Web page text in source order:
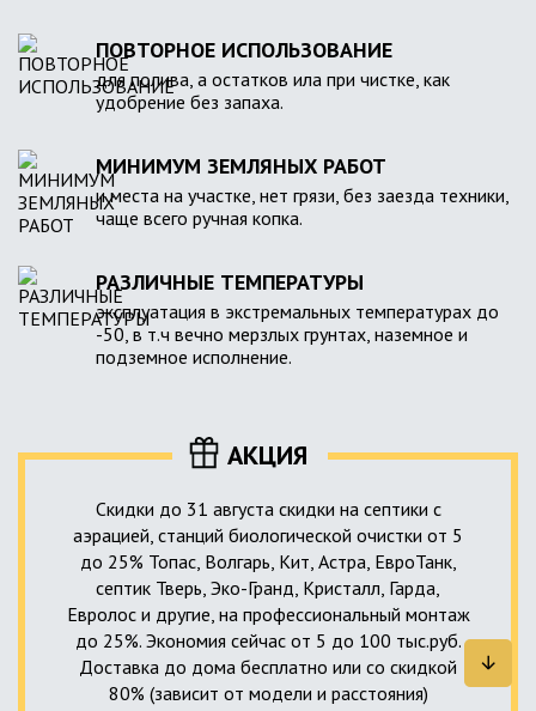
ПОВТОРНОЕ ИСПОЛЬЗОВАНИЕ
для полива, а остатков ила при чистке, как
удобрение без запаха.
МИНИМУМ ЗЕМЛЯНЫХ РАБОТ
и места на участке, нет грязи, без заезда техники,
чаще всего ручная копка.
РАЗЛИЧНЫЕ ТЕМПЕРАТУРЫ
эксплуатация в экстремальных температурах до
-50, в т.ч вечно мерзлых грунтах, наземное и
подземное исполнение.
АКЦИЯ
Скидки до 31 августа скидки на септики с
аэрацией, станций биологической очистки от 5
до 25% Топас, Волгарь, Кит, Астра, ЕвроТанк,
септик Тверь, Эко-Гранд, Кристалл, Гарда,
Евролос и другие, на профессиональный монтаж
до 25%. Экономия сейчас от 5 до 100 тыс.руб.
Доставка до дома бесплатно или со скидкой
80% (зависит от модели и расстояния)